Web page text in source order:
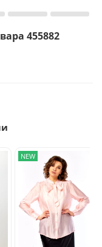
455882
NEW